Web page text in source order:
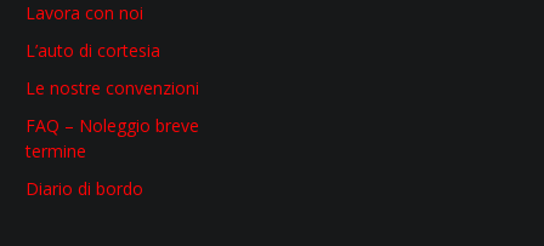
Lavora con noi
L’auto di cortesia
Le nostre convenzioni
FAQ – Noleggio breve
termine
Diario di bordo